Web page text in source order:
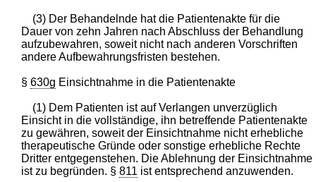
(3) Der Behandelnde hat die Patientenakte für die
Dauer von zehn Jahren nach Abschluss der Behandlung
aufzubewahren, soweit nicht nach anderen Vorschriften
andere Aufbewahrungsfristen bestehen.
§630g Einsichtnahme in die Patientenakte
(1) Dem Patienten ist auf Verlangen unverzüglich
Einsicht in die vollständige, ihn betreffende Patientenakte
zu gewähren, soweit der Einsichtnahme nicht erhebliche
therapeutische Gründe oder sonstige erhebliche Rechte
Dritter entgegenstehen. Die Ablehnung der Einsichtnahme
ist zu begründen. §811 ist entsprechend anzuwenden.